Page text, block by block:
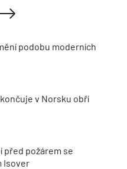
podobu moderních
v Norsku obří
před požárem se
Isover